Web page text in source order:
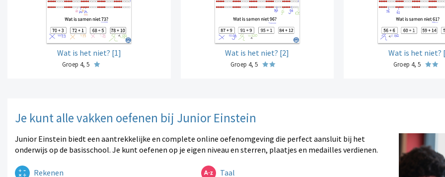
Wat is het niet? [1]
Groep 4, 5
Wat is het niet? [2]
Groep 4, 5
Wat is het niet?
Groep 4, 5
Je kunt alle vakken oefenen bij Junior Einstein
Junior Einstein biedt een aantrekkelijke en complete online oefenomgeving die perfect aansluit bij het
onderwijs op de basisschool. Je kunt oefenen op je eigen niveau en sterren, plaatjes en medailles verdienen.
Rekenen Taal